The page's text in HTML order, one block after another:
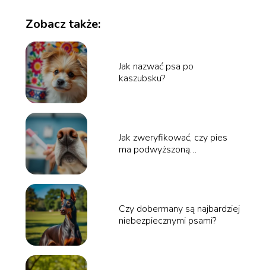
Zobacz także:
Jak nazwać psa po
kaszubsku?
Jak zweryfikować, czy pies
ma podwyższoną
Czy dobermany są najbardziej
niebezpiecznymi psami?